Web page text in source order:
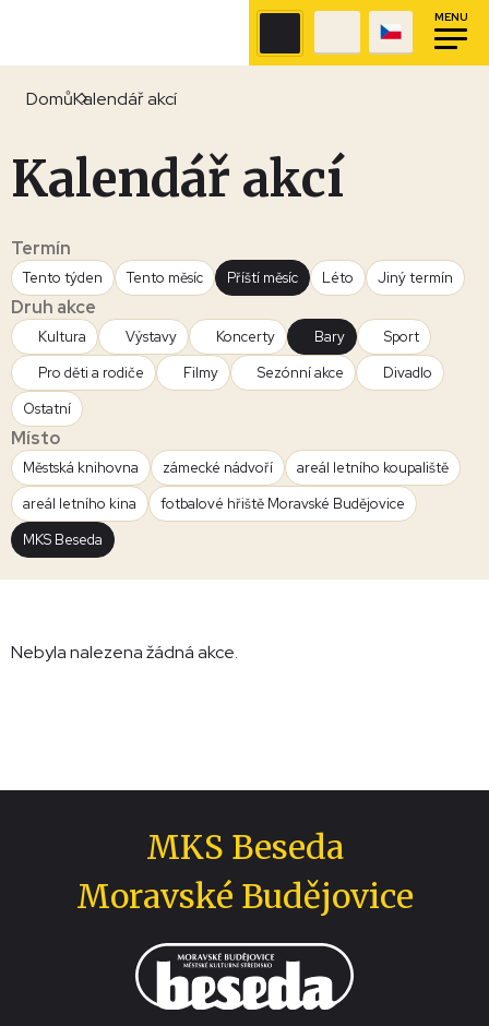
MENU
DomůKalendář akcí
Kalendář akcí
Termín
Tento týden Tento měsíc Příští měsíc Léto Jiný termín
Druh akce
Kultura Výstavy Koncerty Bary
Sport
Pro děti a rodiče
Filmy Sezónní akce
Divadlo
Ostatní
Místo
Městská knihovna zámecké nádvoří
areál letního koupaliště
areál letního kina
fotbalové hřiště Moravské Budějovice
MKS Beseda
Nebyla nalezena žádná akce.
MKS Beseda
Moravské Budějovice